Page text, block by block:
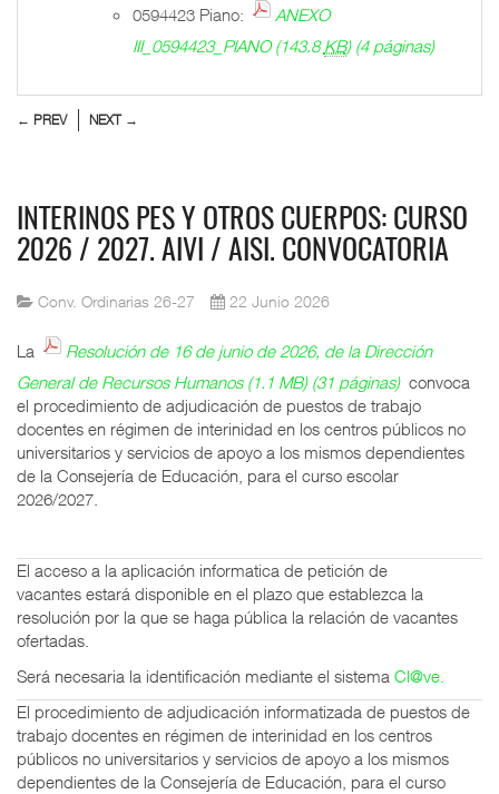
0594423 Piano:
ANEXO
III_0594423_PIANO(143.8KB)(4 páginas)
← PREV NEXT →
INTERINOS PES Y OTROS CUERPOS: CURSO
2026 / 2027. AIVI / AISI. CONVOCATORIA
Conv. Ordinarias 26-27 22 Junio 2026
La
Resolución de 16 de junio de 2026, de la Dirección
General de Recursos Humanos (1.1 MB) (31 páginas) convoca
el procedimiento de adjudicación de puestos de trabajo
docentes en régimen de interinidad en los centros públicos no
universitarios y servicios de apoyo a los mismos dependientes
de la Consejería de Educación, para el curso escolar
2026/2027.
El acceso a la aplicación informatica de petición de
vacantes estará disponible en el plazo que establezca la
resolución por la que se haga pública la relación de vacantes
ofertadas.
Será necesaria la identificación mediante el sistema Cl@ve.
El procedimiento de adjudicación informatizada de puestos de
trabajo docentes en régimen de interinidad en los centros
públicos no universitarios y servicios de apoyo a los mismos
dependientes de la Consejería de Educación, para el curso